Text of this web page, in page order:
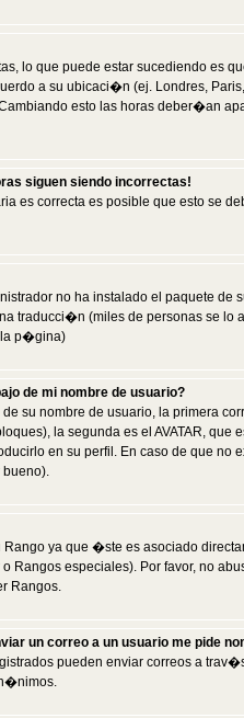
lo que puede estar sucediendo es
a su ubicaci�n (ej. Londres,
esto las horas deber�an
siguen siendo incorrectas!
es correcta es posible que esto se
no ha instalado el paquete
traducci�n (miles de personas se
la p�gina)
de mi nombre de usuario?
su nombre de usuario, la primera
la segunda es el AVATAR,
en su perfil. En caso de que
bueno).
Rango ya que �ste es asociado
Rangos especiales). Por favor, no
Rangos.
un correo a un usuario me pide
pueden enviar correos a